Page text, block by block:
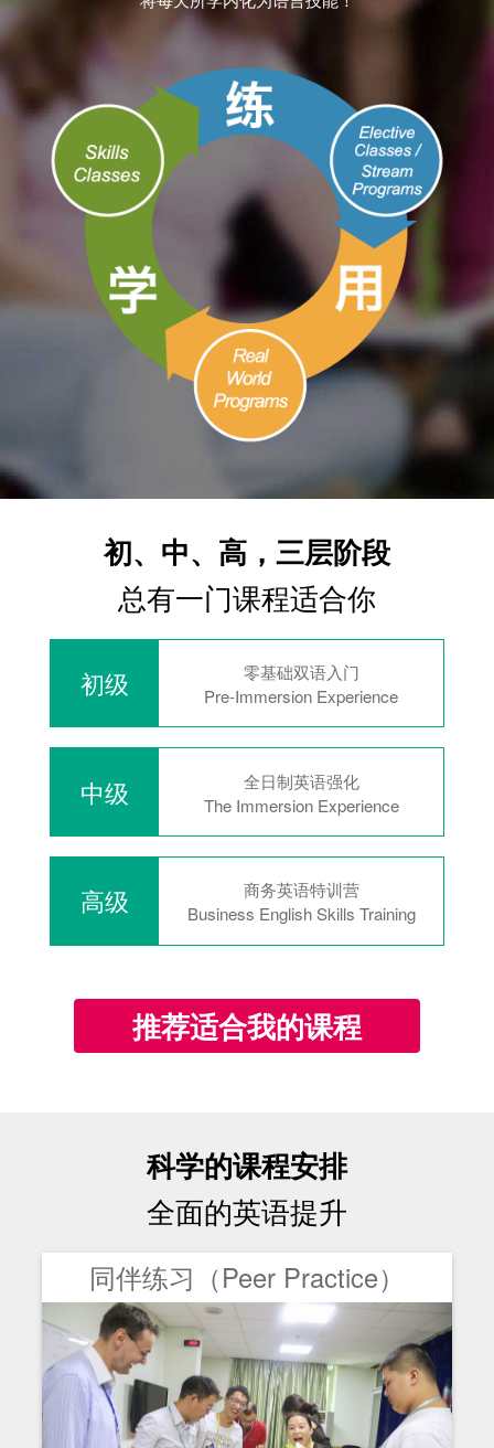
初、中、高，三层阶段
总有一门课程适合你
初级
零基础双语入门
Pre-Immersion Experience
中级
全日制英语强化
The Immersion Experience
高级
商务英语特训营
Business English Skills Training
推荐适合我的课程
科学的课程安排
全面的英语提升
同伴练习（Peer Practice）